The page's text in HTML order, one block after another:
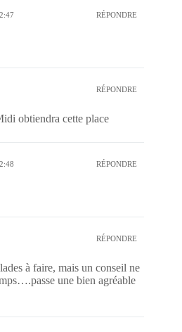
RÉPONDRE
RÉPONDRE
obtiendra cette place
RÉPONDRE
RÉPONDRE
à faire, mais un conseil ne
une bien agréable